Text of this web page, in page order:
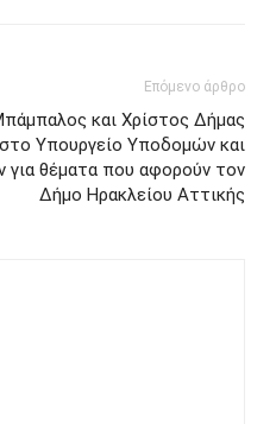
Επόμενο άρθρο
και Χρίστος Δήμας
Υπουργείο Υποδομών και
θέματα που αφορούν τον
Δήμο Ηρακλείου Αττικής